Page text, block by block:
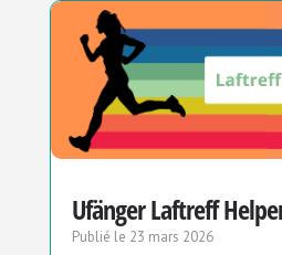
Ufänger Laftreff
23 mars 2026